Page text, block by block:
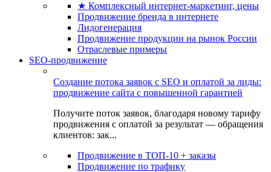
★ Комплексный интернет-маркетинг, цены
Продвижение бренда в интернете
Лидогенерация
Продвижение продукции на рынок России
Отраслевые примеры
SEO-продвижение
Создание потока заявок с SEO и оплатой за лиды:
продвижение сайта с повышенной гарантией
Получите поток заявок, благодаря новому тарифу
продвижения с оплатой за результат — обращения
клиентов: зак...
Продвижение в ТОП-10 + заказы
Продвижение по трафику